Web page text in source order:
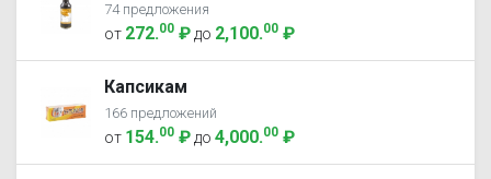
74 предложения
от 272.00 ₽ до 2,100.00 ₽
Капсикам
166 предложений
от 154.00 ₽ до 4,000.00 ₽